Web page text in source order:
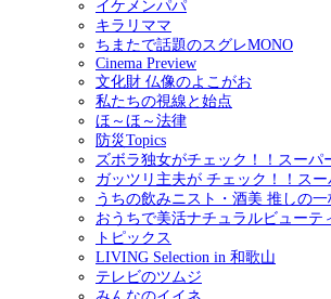
イケメンパパ
キラリママ
ちまたで話題のスグレMONO
Cinema Preview
文化財 仏像のよこがお
私たちの視線と始点
ほ～ほ～法律
防災Topics
ズボラ独女がチェック！！スーパ
ガッツリ主夫が チェック！！ス
うちの飲みニスト・酒美 推しの一
おうちで美活ナチュラルビューテ
トピックス
LIVING Selection in 和歌山
テレビのツムジ